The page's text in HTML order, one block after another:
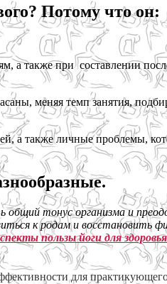
Потому что он:
а также при составлении
меняя темп занятия,
а также личные проблемы,
тонус организма и
к родам и восстановить
пользы йоги для здоровья
для